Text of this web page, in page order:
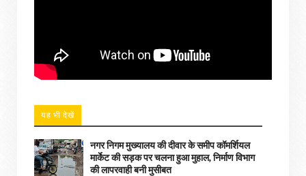
यह भी देखें
नगर निगम मुख्यालय की दीवार के समीप कॉमर्शियल
मार्केट की सड़क पर चलना हुआ मुहाल, निर्माण विभाग
की लापरवाही बनी मुसीबत